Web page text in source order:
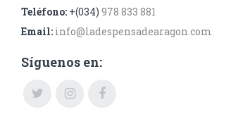
Teléfono: +(034) 978 833 881
Email: info@ladespensadearagon.com
Síguenos en: